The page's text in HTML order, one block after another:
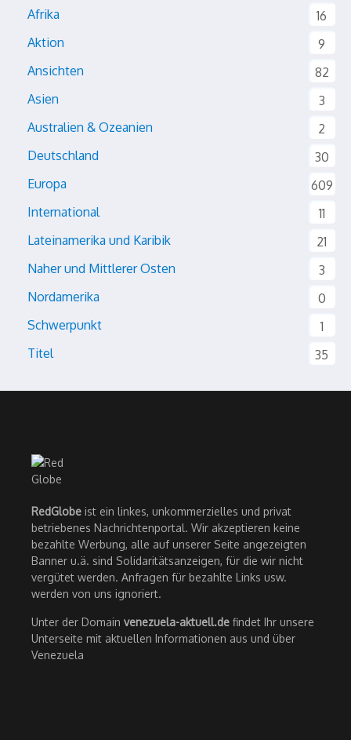
Afrika
16
Aktion
9
Ansichten
82
Asien
3
Australien & Ozeanien
2
Deutschland
30
Europa
609
International
11
Lateinamerika und Karibik
21
Naher und Mittlerer Osten
3
Nordamerika
0
Schwerpunkt
1
Titel
35
RedGlobe ist ein linkes, unkommerzielles und privat
betriebenes Nachrichtenportal. Wir akzeptieren keine
bezahlte Werbung, alle auf unserer Seite angezeigten
Banner u.ä. sind Solidaritätsanzeigen, für die wir nicht
vergütet werden. Anfragen für bezahlte Links usw.
werden von uns ignoriert.
Unter der Domain venezuela-aktuell.de findet Ihr unsere
Unterseite mit aktuellen Informationen aus und über
Venezuela